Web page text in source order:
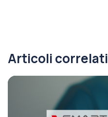
Articoli correlati